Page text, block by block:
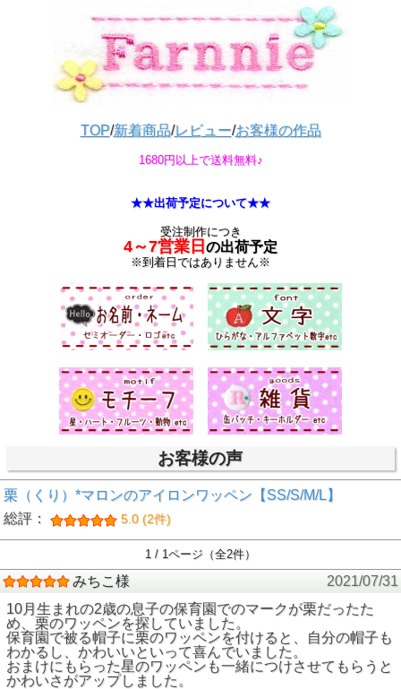
TOP/新着商品/レビュー/お客様の作品
1680円以上で送料無料♪
★★出荷予定について★★
受注制作につき
4～7営業日 の出荷予定
※到着日ではありません※
お客様の声
栗（くり）*マロンのアイロンワッペン【SS/S/M/L】
総評：
5.0 (2件)
1 / 1ページ（全2件）
みちこ様
2021/07/31
10月生まれの2歳の息子の保育園でのマークが栗だったた
め、栗のワッペンを探していました。
保育園で被る帽子に栗のワッペンを付けると、自分の帽子も
わかるし、かわいいといって喜んでいました。
おまけにもらった星のワッペンも一緒につけさせてもらうと
かわいさがアップしました。